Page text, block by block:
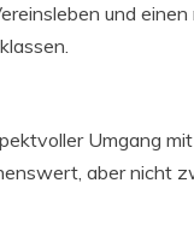
und
Umgang
aber nicht